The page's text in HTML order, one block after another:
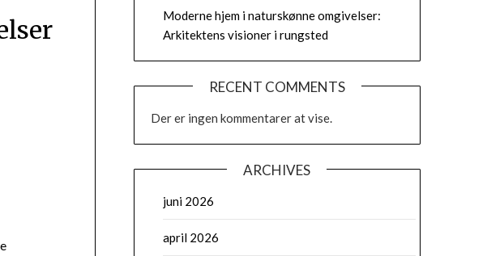
Moderne hjem i naturskønne omgivelser:
Arkitektens visioner i rungsted
RECENT COMMENTS
Der er ingen kommentarer at vise.
ARCHIVES
juni 2026
april 2026